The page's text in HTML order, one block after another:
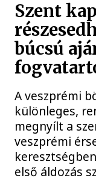
Szent
búcsú
A veszprémi
különleges,
megnyílt a
veszprémi
első áldozás